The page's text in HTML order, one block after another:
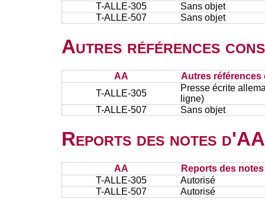
T-ALLE-305
Sans objet
T-ALLE-507
Sans objet
Autres références
AA
Autres références
T-ALLE-305
Presse écrite
ligne)
T-ALLE-507
Sans objet
Reports des notes
AA
Reports des
T-ALLE-305
Autorisé
T-ALLE-507
Autorisé